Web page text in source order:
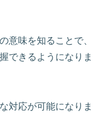
意味を知ることで、
できるようになりま
対応が可能になりま